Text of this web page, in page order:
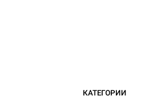
КАТЕГОРИИ